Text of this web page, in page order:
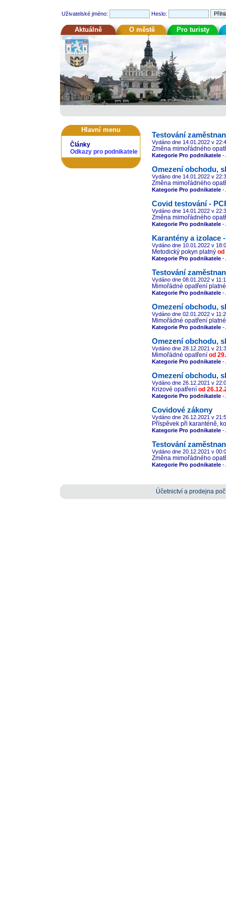
Uživatelské jméno: Heslo:
Aktuálně O městě Pro turisty
Hlavní menu
Články
Odkazy pro podnikatele
Testování
Vydáno dne 14.01.2022 v
Změna mimořádného
Kategorie Pro podnikatele -
Omezení obchodu,
Vydáno dne 14.01.2022 v
Změna mimořádného
Kategorie Pro podnikatele -
Covid testování -
Vydáno dne 14.01.2022 v
Změna mimořádného
Kategorie Pro podnikatele -
Karantény a izolace
Vydáno dne 10.01.2022 v
Metodický pokyn platný od
Kategorie Pro podnikatele -
Testování
Vydáno dne 08.01.2022 v
Mimořádné opatření
Kategorie Pro podnikatele -
Omezení obchodu,
Vydáno dne 02.01.2022 v
Mimořádné opatření
Kategorie Pro podnikatele -
Omezení obchodu,
Vydáno dne 28.12.2021 v
Mimořádné opatření od
Kategorie Pro podnikatele -
Omezení obchodu,
Vydáno dne 26.12.2021 v
Krizové opatření od
Kategorie Pro podnikatele -
Covidové zákony
Vydáno dne 26.12.2021 v
Příspěvek při karanténě,
Kategorie Pro podnikatele -
Testování
Vydáno dne 20.12.2021 v
Změna mimořádného
Kategorie Pro podnikatele -
Účetnictví a prodejna